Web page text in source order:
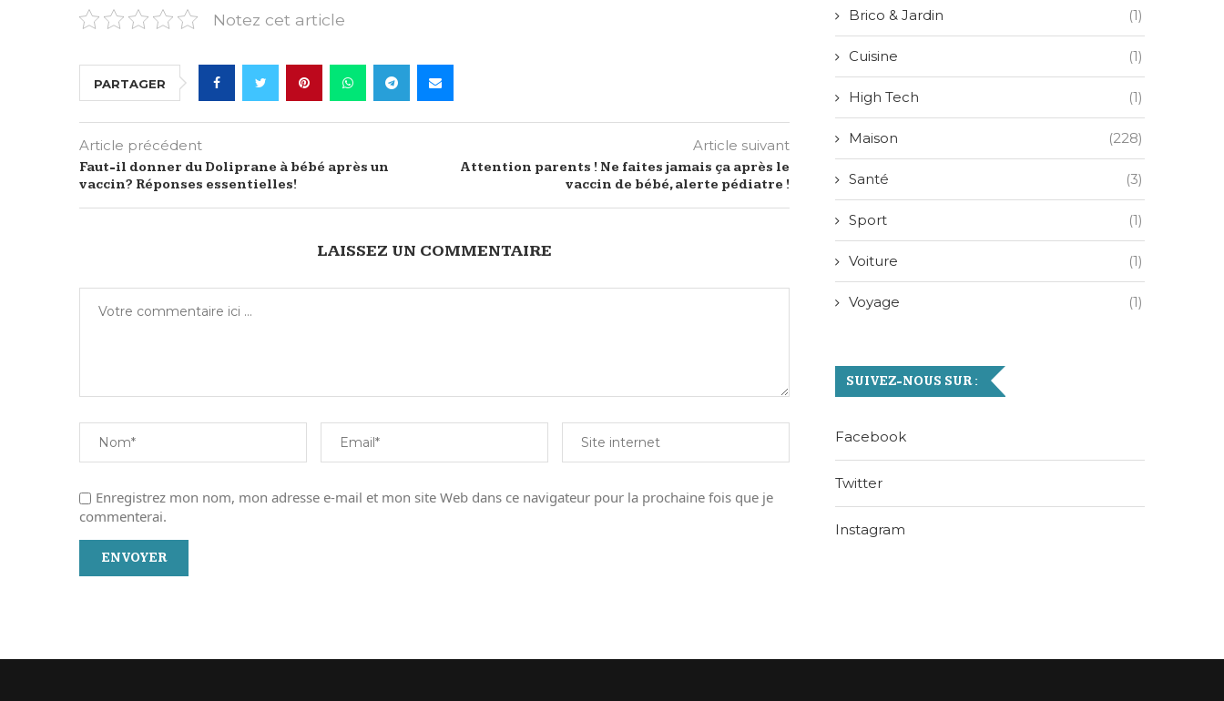
Notez cet article
PARTAGER
Article précédent
Faut-il donner du Doliprane à bébé après un
vaccin? Réponses essentielles!
Article suivant
Attention parents ! Ne faites jamais ça après le
vaccin de bébé, alerte pédiatre !
LAISSEZ UN COMMENTAIRE
Enregistrez mon nom, mon adresse e-mail et mon site Web dans ce navigateur pour la prochaine fois que je
commenterai.
Brico & Jardin (1)
Cuisine (1)
High Tech (1)
Maison (228)
Santé (3)
Sport (1)
Voiture (1)
Voyage (1)
SUIVEZ-NOUS SUR :
Facebook
Twitter
Instagram